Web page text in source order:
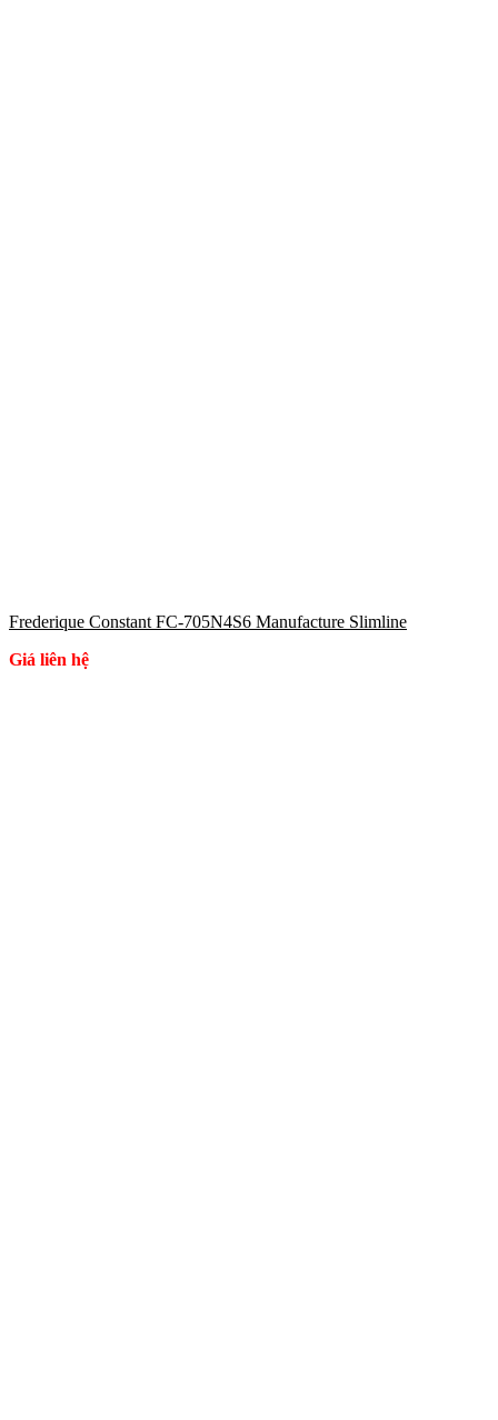
Frederique Constant FC-705N4S6 Manufacture Slimline
Giá liên hệ